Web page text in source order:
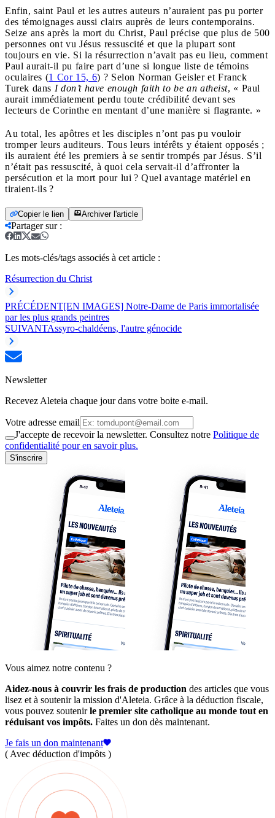
Enfin, saint Paul et les autres auteurs n’auraient pas pu porter
des témoignages aussi clairs auprès de leurs contemporains.
Seize ans après la mort du Christ, Paul précise que plus de 500
personnes ont vu Jésus ressuscité et que la plupart sont
toujours en vie. Si la résurrection n’avait pas eu lieu, comment
Paul aurait-il pu faire part d’une si longue liste de témoins
oculaires (1 Cor 15, 6) ? Selon Norman Geisler et Franck
Turek dans I don’t have enough faith to be an atheist, « Paul
aurait immédiatement perdu toute crédibilité devant ses
lecteurs de Corinthe en mentant d’une manière si flagrante. »
Au total, les apôtres et les disciples n’ont pas pu vouloir
tromper leurs auditeurs. Tous leurs intérêts y étaient opposés ;
ils auraient été les premiers à se sentir trompés par Jésus. S’il
n’était pas ressuscité, à quoi cela servait-il d’affronter la
persécution et la mort pour lui ? Quel avantage matériel en
tiraient-ils ?
Copier le lien Archiver l'article
Partager sur:
Les mots-clés/tags associés à cet article :
Résurrection du Christ
PRÉCÉDENT[EN IMAGES] Notre-Dame de Paris immortalisée
par les plus grands peintres
SUIVANTAssyro-chaldéens, l'autre génocide
Newsletter
Recevez Aleteia chaque jour dans votre boite e-mail.
Votre adresse email
J'accepte de recevoir la newsletter. Consultez notre Politique de
confidentialité pour en savoir plus.
S'inscrire
Vous aimez notre contenu ?
Aidez-nous à couvrir les frais de production des articles que vous
lisez et à soutenir la mission d'Aleteia. Grâce à la déduction fiscale,
vous pouvez soutenirle premier site catholique au monde tout en
réduisant vos impôts. Faites un don dès maintenant.
Je fais un don maintenant
( Avec déduction d'impôts )